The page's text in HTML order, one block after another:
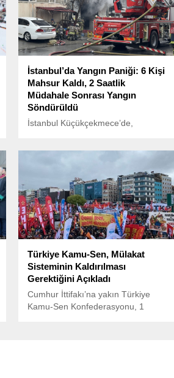
İstanbul’da Yangın Paniği: 6 Kişi
Mahsur Kaldı, 2 Saatlik
Müdahale Sonrası Yangın
Söndürüldü
İstanbul Küçükçekmece’de,
Türkiye Kamu-Sen, Mülakat
Sisteminin Kaldırılması
Gerektiğini Açıkladı
Cumhur İttifakı’na yakın Türkiye
Kamu-Sen Konfederasyonu, 1